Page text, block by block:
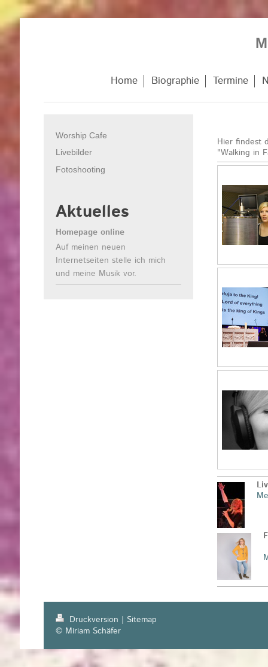
Home Biographie Termine
Hier findest
"Walking in
Worship Cafe
Livebilder
Fotoshooting
Aktuelles
Homepage online
Auf meinen neuen
Internetseiten stelle ich mich
und meine Musik vor.
Druckversion | Sitemap
© Miriam Schäfer